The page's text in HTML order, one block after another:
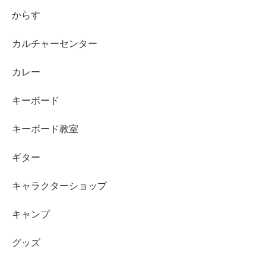
からす
カルチャーセンター
カレー
キーボード
キーボード教室
ギター
キャラクターショップ
キャンプ
グッズ